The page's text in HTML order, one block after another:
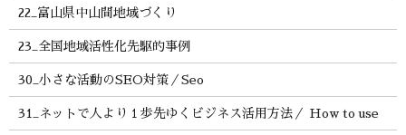
22_富山県中山間地域づくり
23_全国地域活性化先駆的事例
30_小さな活動のSEO対策／Seo
31_ネットで人より１歩先ゆくビジネス活用方法／ How to use